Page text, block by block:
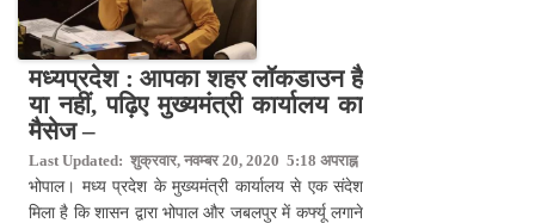
मध्यप्रदेश : आपका शहर लॉकडाउन है
या नहीं, पढ़िए मुख्यमंत्री कार्यालय का
मैसेज –
Last Updated: शुक्रवार, नवम्बर 20, 2020 5:18 अपराह्न
भोपाल। मध्य प्रदेश के मुख्यमंत्री कार्यालय से एक संदेश
मिला है कि शासन द्वारा भोपाल और जबलपुर में कर्फ्यू लगाने